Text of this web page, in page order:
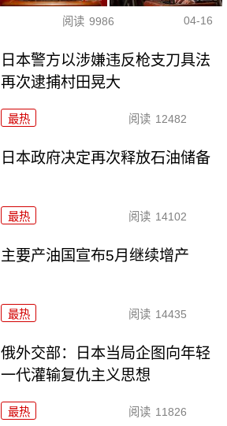
阅读 9986 04-16
日本警方以涉嫌违反枪支刀具法
再次逮捕村田晃大
最热 阅读 12482
日本政府决定再次释放石油储备
最热 阅读 14102
主要产油国宣布5月继续增产
最热 阅读 14435
俄外交部：日本当局企图向年轻
一代灌输复仇主义思想
最热 阅读 11826